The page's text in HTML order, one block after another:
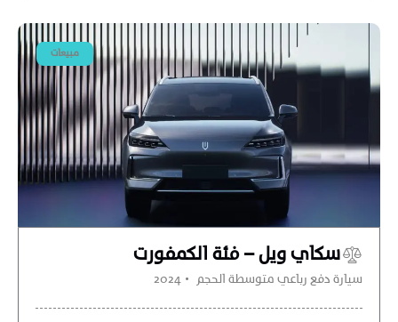
مبيعات
سكاي ويل – فئة الكمفورت
سيارة دفع رباعي متوسطة الحجم 2024